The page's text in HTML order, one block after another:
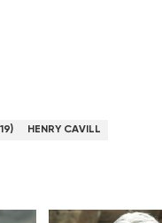
HENRY CAVILL